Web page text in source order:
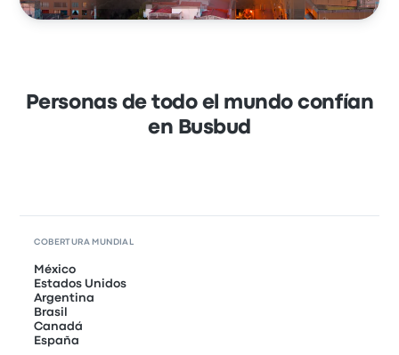
Personas de todo el mundo confían
en Busbud
COBERTURA MUNDIAL
México
Estados Unidos
Argentina
Brasil
Canadá
España